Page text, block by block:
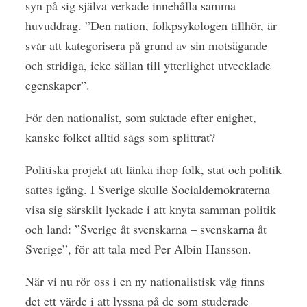
syn på sig själva verkade innehålla samma
huvuddrag. ”Den nation, folkpsykologen tillhör, är
svår att kategorisera på grund av sin motsägande
och stridiga, icke sällan till ytterlighet utvecklade
egenskaper”.
För den nationalist, som suktade efter enighet,
kanske folket alltid sågs som splittrat?
Politiska projekt att länka ihop folk, stat och politik
sattes igång. I Sverige skulle Socialdemokraterna
visa sig särskilt lyckade i att knyta samman politik
och land: ”Sverige åt svenskarna – svenskarna åt
Sverige”, för att tala med Per Albin Hansson.
När vi nu rör oss i en ny nationalistisk våg finns
det ett värde i att lyssna på de som studerade